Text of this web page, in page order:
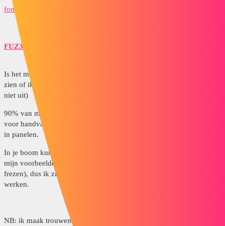
fonction_intel2.png
FUZ3D
Is het mogelijk voor u om deel te nemen aan uw vergadering om te
zien of ik kan uitvinden wat er mis is. (Ik sluit een gril van SW ^^
niet uit)
90% van mijn Intel onderdelen zijn gemaakt om gaten te maken
voor handvatten of sluitingen en is daarom beperkt tot boren / frezen
in panelen.
In je boom kunnen we zien dat dit de juiste functie is: hier is een van
mijn voorbeelden met 2 functies (1 voor boren en de andere voor
frezen), dus ik zie geen enkele reden waarom het niet voor jou zou
werken.
NB: ik maak trouwens van de gelegenheid gebruik om in het